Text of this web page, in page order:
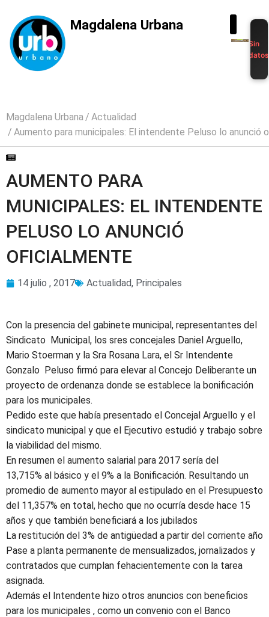
Magdalena Urbana
Sin
datos
Magdalena Urbana
Actualidad
Aumento para municipales: El intendente Peluso lo anunció
AUMENTO PARA
MUNICIPALES: EL INTENDENTE
PELUSO LO ANUNCIÓ
OFICIALMENTE
14 julio , 2017 Actualidad, Principales
Con la presencia del gabinete municipal, representantes del
Sindicato Municipal, los sres concejales Daniel Arguello,
Mario Stoerman y la Sra Rosana Lara, el Sr Intendente
Gonzalo Peluso firmó para elevar al Concejo Deliberante un
proyecto de ordenanza donde se establece la bonificación
para los municipales.
Pedido este que había presentado el Concejal Arguello y el
sindicato municipal y que el Ejecutivo estudió y trabajo sobre
la viabilidad del mismo.
En resumen el aumento salarial para 2017 sería del
13,715% al básico y el 9% a la Bonificación. Resultando un
promedio de aumento mayor al estipulado en el Presupuesto
del 11,357% en total, hecho que no ocurría desde hace 15
años y que también beneficiará a los jubilados
La restitución del 3% de antigüedad a partir del corriente año
Pase a planta permanente de mensualizados, jornalizados y
contratados que cumplan fehacientemente con la tarea
asignada.
Además el Intendente hizo otros anuncios con beneficios
para los municipales , como un convenio con el Banco